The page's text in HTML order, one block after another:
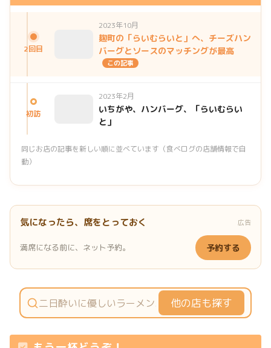
2回目
2023年10月
麹町の「らいむらいと」へ、チーズハン
バーグとソースのマッチングが最高
この記事
初訪
2023年2月
いちがや、ハンバーグ、「らいむらい
と」
同じお店の記事を新しい順に並べています（食べログの店舗情報で自
動）
気になったら、席をとっておく 広告
満席になる前に、ネット予約。 予約する
他の店も探す